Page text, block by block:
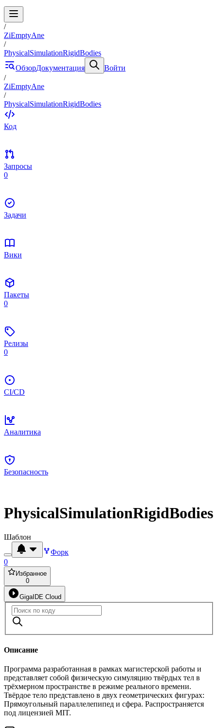
/
ZiEmptyAne
/
PhysicalSimulationRigidBodies
ОбзорДокументация
Войти
/
ZiEmptyAne
/
PhysicalSimulationRigidBodies
Код
Запросы
0
Задачи
Вики
Пакеты
0
Релизы
0
CI/CD
Аналитика
Безопасность
PhysicalSimulationRigidBodies
Шаблон
Форк
0
Избранное
0
GigaIDE Cloud
Описание
Программа разработанная в рамках магистерской работы и
представляет собой физическую симуляцию твёрдых тел в
трёхмерном пространстве в режиме реального времени.
Твёрдое тело представлено в двух геометрических фигурах:
Прямоугольный параллелепипед и сфера. Распространяется
под лицензией MIT.